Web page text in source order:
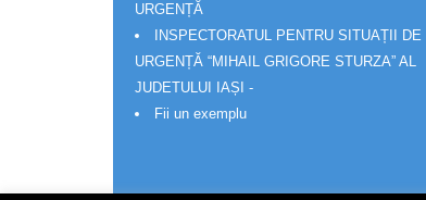
URGENȚĂ
INSPECTORATUL PENTRU SITUAȚII DE
URGENȚĂ “MIHAIL GRIGORE STURZA” AL
JUDETULUI IAȘI -
Fii un exemplu